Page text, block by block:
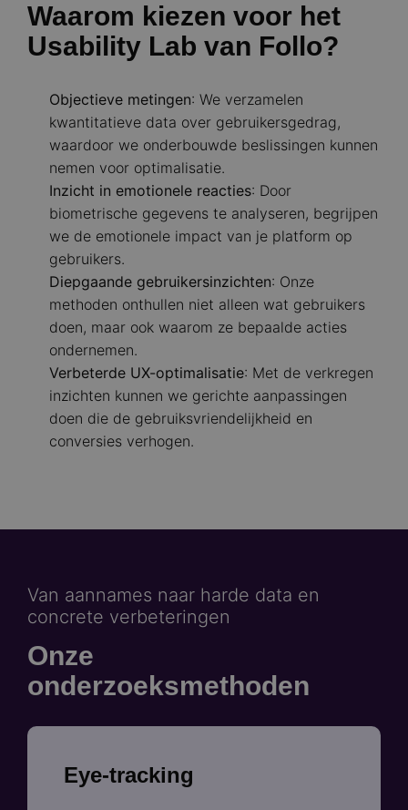
Waarom kiezen voor het
Usability Lab van Follo?
Objectieve metingen: We verzamelen
kwantitatieve data over gebruikersgedrag,
waardoor we onderbouwde beslissingen kunnen
nemen voor optimalisatie.
Inzicht in emotionele reacties: Door
biometrische gegevens te analyseren, begrijpen
we de emotionele impact van je platform op
gebruikers.
Diepgaande gebruikersinzichten: Onze
methoden onthullen niet alleen wat gebruikers
doen, maar ook waarom ze bepaalde acties
ondernemen.
Verbeterde UX-optimalisatie: Met de verkregen
inzichten kunnen we gerichte aanpassingen
doen die de gebruiksvriendelijkheid en
conversies verhogen.
Van aannames naar harde data en
concrete verbeteringen
Onze
onderzoeksmethoden
Eye-tracking